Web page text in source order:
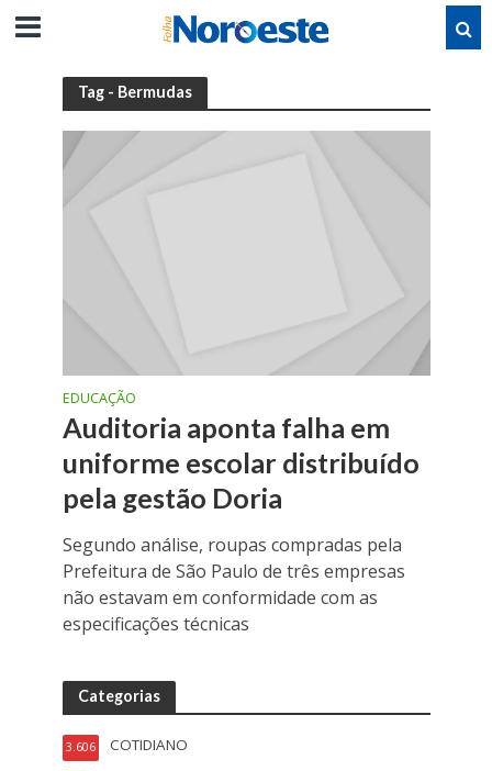
Tag - Bermudas
EDUCAÇÃO
Auditoria aponta falha em
uniforme escolar distribuído
pela gestão Doria
Segundo análise, roupas compradas pela
Prefeitura de São Paulo de três empresas
não estavam em conformidade com as
especificações técnicas
Categorias
COTIDIANO
3.606